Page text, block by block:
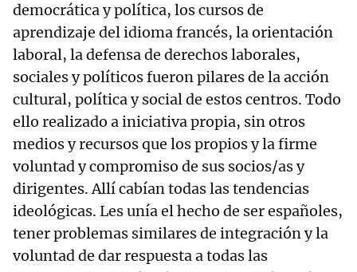
democrática y política, los cursos de
aprendizaje del idioma francés, la orientación
laboral, la defensa de derechos laborales,
sociales y políticos fueron pilares de la acción
cultural, política y social de estos centros. Todo
ello realizado a iniciativa propia, sin otros
medios y recursos que los propios y la firme
voluntad y compromiso de sus socios/as y
dirigentes. Allí cabían todas las tendencias
ideológicas. Les unía el hecho de ser españoles,
tener problemas similares de integración y la
voluntad de dar respuesta a todas las